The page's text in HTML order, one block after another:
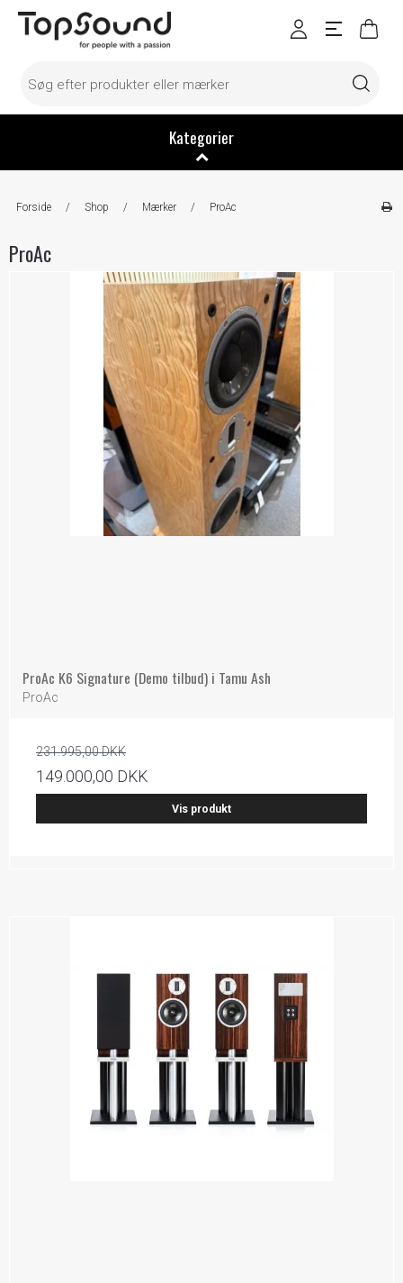
Kategorier
Forside / Shop / Mærker / ProAc
ProAc
ProAc K6 Signature (Demo tilbud) i Tamu Ash
ProAc
231.995,00 DKK
149.000,00 DKK
Vis produkt